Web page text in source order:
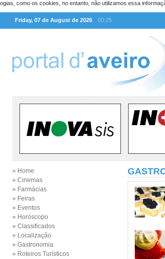
como os cookies, no entanto, não utilizamos essa
Friday, 07 de August de 2026
00:25
» Home
» Cinemas
» Farmácias
» Feiras
» Eventos
» Horóscopo
» Classificados
» Localização
» Gastronomia
» Roteiros Turísticos